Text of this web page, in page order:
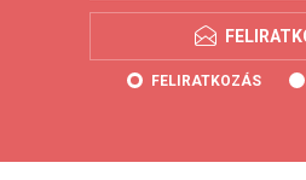
FELIRATKOZÁS